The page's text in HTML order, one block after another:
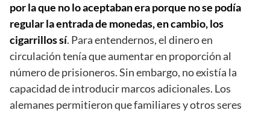
por la que no lo aceptaban era porque no se podía
regular la entrada de monedas, en cambio, los
cigarrillos sí. Para entendernos, el dinero en
circulación tenía que aumentar en proporción al
número de prisioneros. Sin embargo, no existía la
capacidad de introducir marcos adicionales. Los
alemanes permitieron que familiares y otros seres